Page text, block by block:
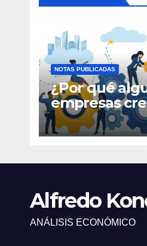
NOTAS PUBLICADAS
¿Por qué
empresas
otras quedan
atrapadas en
Alfredo
ANÁLISIS ECONÓMICO